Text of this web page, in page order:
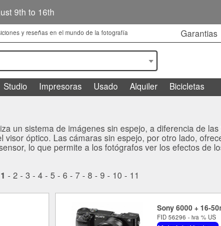
9th to 16th
y reseñas en el mundo de la fotografía Garantias
Studio Impresoras Usado Alquiler Bicicletas
un sistema de imágenes sin espejo, a diferencia de
óptico. Las cámaras sin espejo, por otro lado,
lo que permite a los fotógrafos ver los efectos de
1 - 2 - 3 - 4- 5 - 6 - 7- 8 - 9 - 10 - 11
Sony 6000 + 16-
FID 56296 - iva % US